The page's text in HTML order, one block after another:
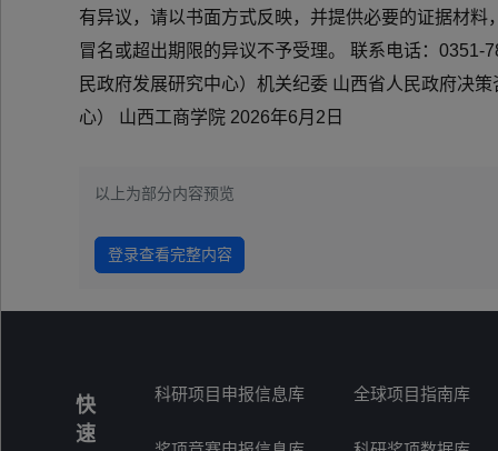
有异议，请以书面方式反映，并提供必要的证据材
冒名或超出期限的异议不予受理。 联系电话：
民政府发展研究中心）机关纪委 山西省人民政府决
心） 山西工商学院 2026年6月2日
以上为部分内容预览
登录查看完整内容
快
速
科研项目申报信息库 全球项目指南库